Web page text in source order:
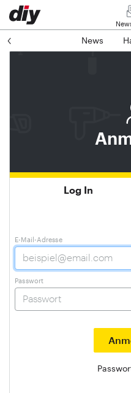
News
Log In
E-Mail-Adresse
Passwort